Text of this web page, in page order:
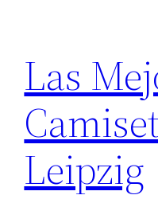
contenido
Las
Leipzig